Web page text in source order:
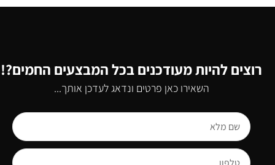
רוצים להיות מעודכנים בכל המבצעים החמים?!
השאירו כאן פרטים ונדאג לעדכן אותך...